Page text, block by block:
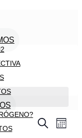
Buscar
de
Mes